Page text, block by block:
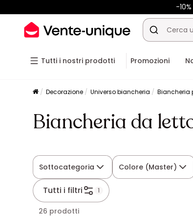
-
Tutti i nostri prodotti Promozioni
Decorazione Universo biancheria Biancheria
Biancheria da
Sottocategoria Colore (Master)
Tutti i filtri 1
26 prodotti